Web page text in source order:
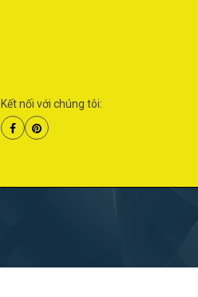
Kết nối với chúng tôi: